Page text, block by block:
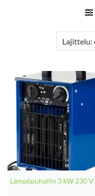
Lämpöpuhallin 3 kW 230 V